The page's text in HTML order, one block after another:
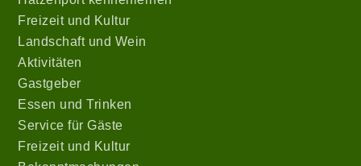
Freizeit und Kultur
Landschaft und Wein
Aktivitäten
Gastgeber
Essen und Trinken
Service für Gäste
Freizeit und Kultur